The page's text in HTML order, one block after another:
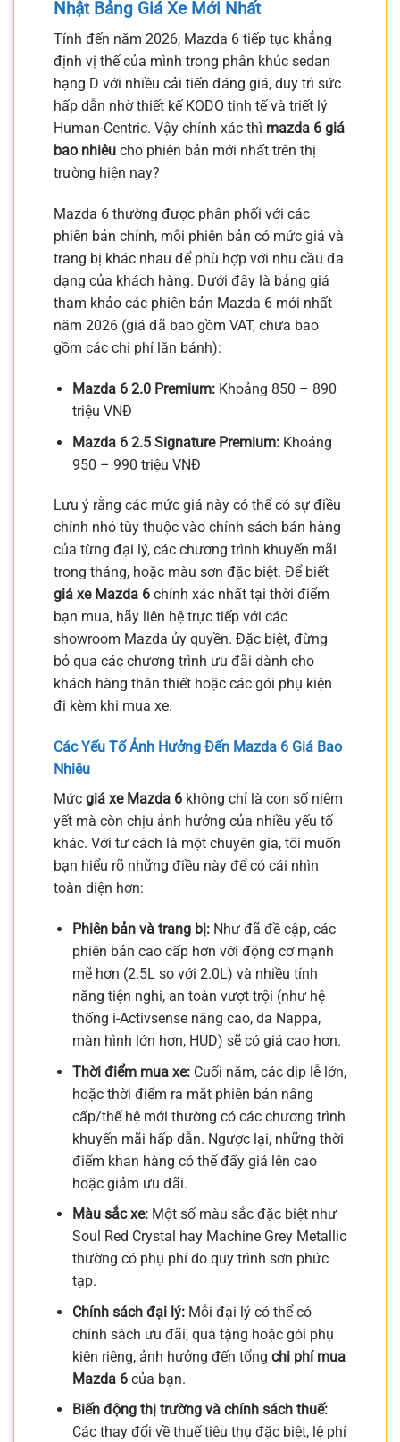
Nhật Bảng Giá Xe Mới Nhất
Tính đến năm 2026, Mazda 6 tiếp tục khẳng
định vị thế của mình trong phân khúc sedan
hạng D với nhiều cải tiến đáng giá, duy trì sức
hấp dẫn nhờ thiết kế KODO tinh tế và triết lý
Human-Centric. Vậy chính xác thì mazda 6 giá
bao nhiêu cho phiên bản mới nhất trên thị
trường hiện nay?
Mazda 6 thường được phân phối với các
phiên bản chính, mỗi phiên bản có mức giá và
trang bị khác nhau để phù hợp với nhu cầu đa
dạng của khách hàng. Dưới đây là bảng giá
tham khảo các phiên bản Mazda 6 mới nhất
năm 2026 (giá đã bao gồm VAT, chưa bao
gồm các chi phí lăn bánh):
Mazda 6 2.0 Premium:Khoảng 850 – 890
triệu VNĐ
Mazda 6 2.5 Signature Premium:Khoảng
950 – 990 triệu VNĐ
Lưu ý rằng các mức giá này có thể có sự điều
chỉnh nhỏ tùy thuộc vào chính sách bán hàng
của từng đại lý, các chương trình khuyến mãi
trong tháng, hoặc màu sơn đặc biệt. Để biết
giá xe Mazda 6 chính xác nhất tại thời điểm
bạn mua, hãy liên hệ trực tiếp với các
showroom Mazda ủy quyền. Đặc biệt, đừng
bỏ qua các chương trình ưu đãi dành cho
khách hàng thân thiết hoặc các gói phụ kiện
đi kèm khi mua xe.
Các Yếu Tố Ảnh Hưởng Đến Mazda 6 Giá Bao
Nhiêu
Mức giá xe Mazda 6 không chỉ là con số niêm
yết mà còn chịu ảnh hưởng của nhiều yếu tố
khác. Với tư cách là một chuyên gia, tôi muốn
bạn hiểu rõ những điều này để có cái nhìn
toàn diện hơn:
Phiên bản và trang bị:Như đã đề cập, các
phiên bản cao cấp hơn với động cơ mạnh
mẽ hơn (2.5L so với 2.0L) và nhiều tính
năng tiện nghi, an toàn vượt trội (như hệ
thống i-Activsense nâng cao, da Nappa,
màn hình lớn hơn, HUD) sẽ có giá cao hơn.
Thời điểm mua xe:Cuối năm, các dịp lễ lớn,
hoặc thời điểm ra mắt phiên bản nâng
cấp/thế hệ mới thường có các chương trình
khuyến mãi hấp dẫn. Ngược lại, những thời
điểm khan hàng có thể đẩy giá lên cao
hoặc giảm ưu đãi.
Màu sắc xe:Một số màu sắc đặc biệt như
Soul Red Crystal hay Machine Grey Metallic
thường có phụ phí do quy trình sơn phức
tạp.
Chính sách đại lý:Mỗi đại lý có thể có
chính sách ưu đãi, quà tặng hoặc gói phụ
kiện riêng, ảnh hưởng đến tổng chi phí mua
Mazda 6của bạn.
Biến động thị trường và chính sách thuế:
Các thay đổi về thuế tiêu thụ đặc biệt, lệ phí